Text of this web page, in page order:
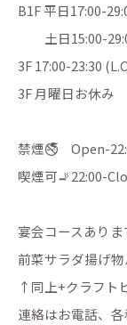
B1F 平日17:00-
土日15:00-
3F 17:00-23:30
3F 月曜日お休み
禁煙🚭 Open-
喫煙可🚬22:00-
宴会コースありま
前菜サラダ揚げ
↑同上+クラフト
連絡はお電話、